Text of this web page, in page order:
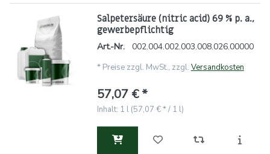
Salpetersäure (nitric acid) 69 % p. a.,
gewerbepflichtig
Art.-Nr. 002.004.002.003.008.026.00000
* Preise zzgl. MwSt., zzgl. Versandkosten
57,07 € *
Inhalt: 1 l (57,07 € * / 1 l)